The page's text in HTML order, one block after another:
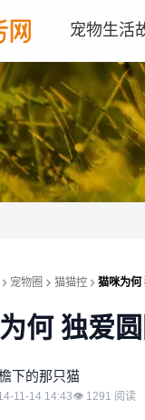
宠物生活
宠物圈 猫猫控 猫咪为何
何 独爱
下的那只猫
11-14 14:43👁 1291 阅读